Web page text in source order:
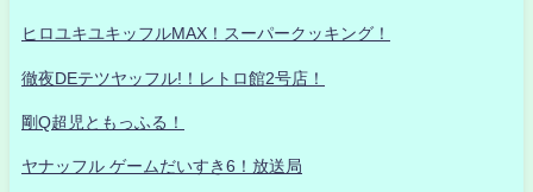
ヒロユキユキッフルMAX！スーパークッキング！
徹夜DEテツヤッフル!！レトロ館2号店！
剛Q超児ともっふる！
ヤナッフル ゲームだいすき6！放送局